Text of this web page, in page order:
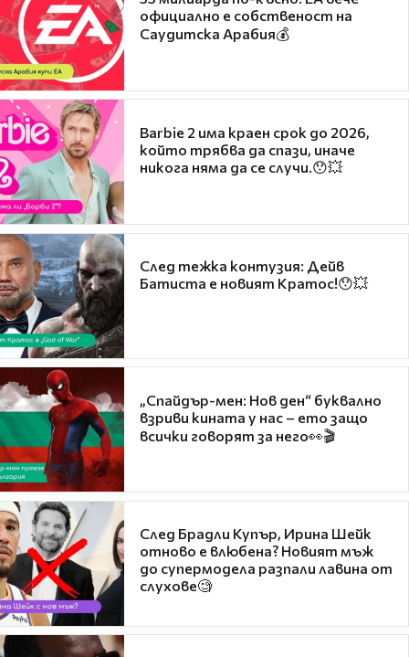
официално е собственост на
Саудитска Арабия💰
Barbie 2 има краен срок до 2026,
който трябва да спази, иначе
никога няма да се случи.😯💥
След тежка контузия: Дейв
Батиста е новият Кратос!😯💥
„Спайдър-мен: Нов ден“ буквално
взриви кината у нас – ето защо
всички говорят за него👀🎬
След Брадли Купър, Ирина Шейк
отново е влюбена? Новият мъж
до супермодела разпали лавина от
слухове🧐